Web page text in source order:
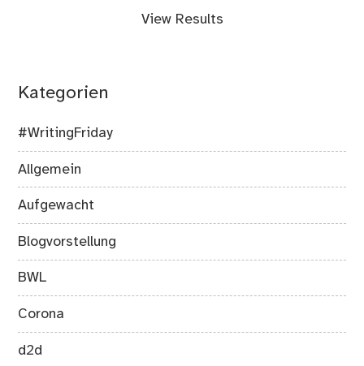
View Results
Kategorien
#WritingFriday
Allgemein
Aufgewacht
Blogvorstellung
BWL
Corona
d2d